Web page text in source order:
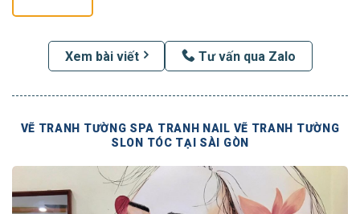
Xem bài viết Tư vấn qua Zalo
VẼ TRANH TƯỜNG SPA TRANH NAIL VẼ TRANH TƯỜNG
SLON TÓC TẠI SÀI GÒN